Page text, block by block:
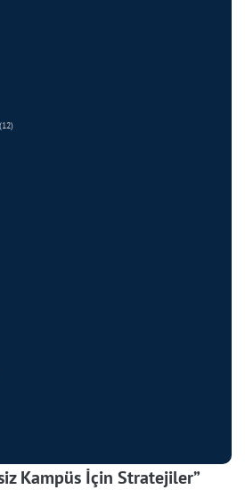
(12)
Kampüs İçin Stratejiler”